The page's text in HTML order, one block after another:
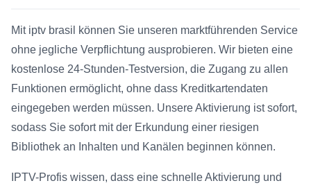
Mit iptv brasil können Sie unseren marktführenden Service
ohne jegliche Verpflichtung ausprobieren. Wir bieten eine
kostenlose 24-Stunden-Testversion, die Zugang zu allen
Funktionen ermöglicht, ohne dass Kreditkartendaten
eingegeben werden müssen. Unsere Aktivierung ist sofort,
sodass Sie sofort mit der Erkundung einer riesigen
Bibliothek an Inhalten und Kanälen beginnen können.
IPTV-Profis wissen, dass eine schnelle Aktivierung und